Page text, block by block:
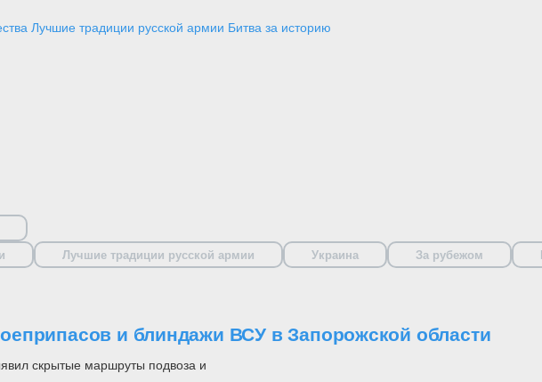
Лучшие традиции русской армии Битва за историю
Лучшие традиции русской армии Украина За рубежом
и блиндажи ВСУ в Запорожской области
скрытые маршруты подвоза и